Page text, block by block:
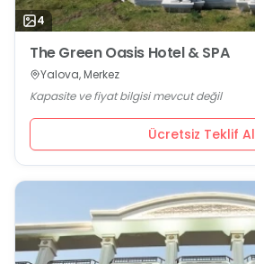
4
The Green Oasis Hotel & SPA
Yalova, Merkez
Kapasite ve fiyat bilgisi mevcut değil
Ücretsiz Teklif Al